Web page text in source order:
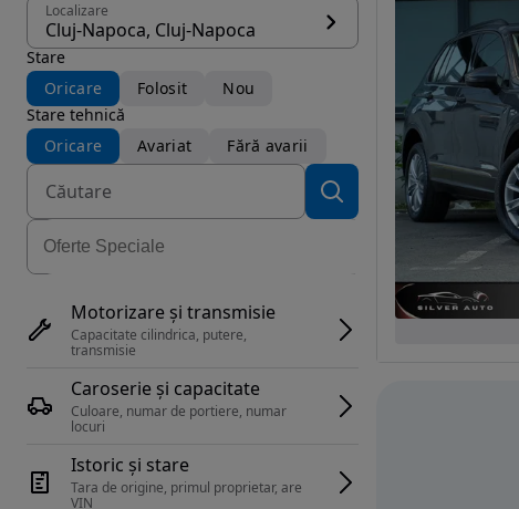
Localizare
Cluj-Napoca, Cluj-Napoca
Stare
Oricare
Folosit
Nou
Stare tehnică
Oricare
Avariat Fără avarii
Motorizare și transmisie
Capacitate cilindrica, putere,
transmisie
Caroserie și capacitate
Culoare, numar de portiere, numar
locuri
Istoric și stare
Tara de origine, primul proprietar, are